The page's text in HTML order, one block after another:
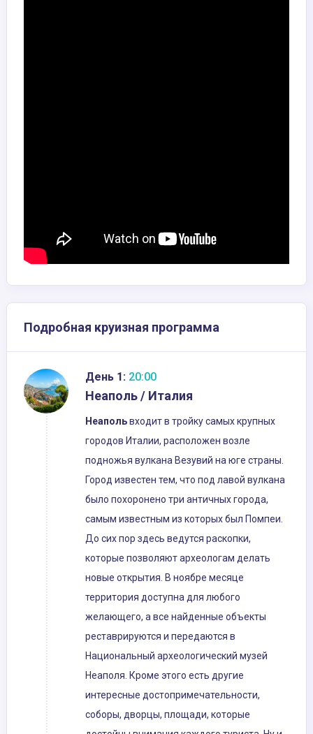
Подробная круизная программа
День 1: 20:00
Неаполь / Италия
Неапольвходит в тройку самых крупных
городов Италии, расположен возле
подножья вулкана Везувий на юге страны.
Город известен тем, что под лавой вулкана
было похоронено три античных города,
самым известным из которых был Помпеи.
До сих пор здесь ведутся раскопки,
которые позволяют археологам делать
новые открытия. В ноябре месяце
территория доступна для любого
желающего, а все найденные объекты
реставрируются и передаются в
Национальный археологический музей
Неаполя. Кроме этого есть другие
интересные достопримечательности,
соборы, дворцы, площади, которые